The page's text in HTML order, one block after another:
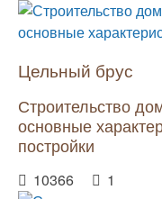
Цельный брус
Строительство
основные
постройки
10366 1